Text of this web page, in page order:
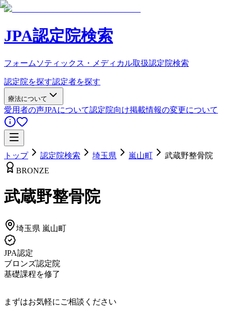
JPA認定院検索
フォームソティックス・メディカル取扱認定院検索
認定院を探す認定者を探す
療法について
愛用者の声JPAについて認定院向け掲載情報の変更について
トップ 認定院検索 埼玉県 嵐山町
武蔵野整骨院
BRONZE
武蔵野整骨院
埼玉県 嵐山町
JPA認定
ブロンズ認定院
基礎課程を修了
まずはお気軽にご相談ください